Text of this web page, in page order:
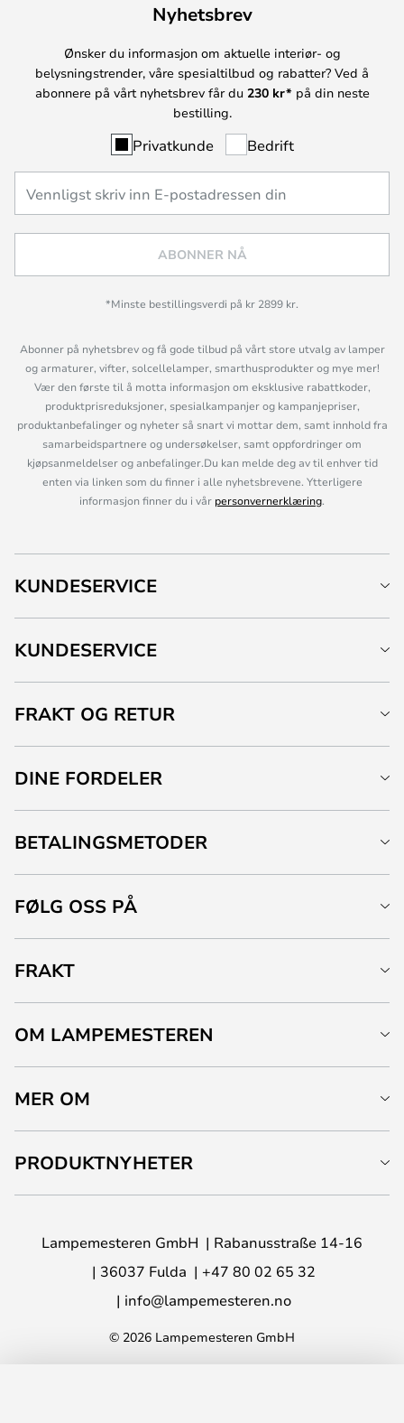
Nyhetsbrev
Ønsker du informasjon om aktuelle interiør- og
belysningstrender, våre spesialtilbud og rabatter? Ved å
abonnere på vårt nyhetsbrev får du 230 kr* på din neste
bestilling.
Privatkunde Bedrift
ABONNER NÅ
*Minste bestillingsverdi på kr 2899 kr.
Abonner på nyhetsbrev og få gode tilbud på vårt store utvalg av lamper
og armaturer, vifter, solcellelamper, smarthusprodukter og mye mer!
Vær den første til å motta informasjon om eksklusive rabattkoder,
produktprisreduksjoner, spesialkampanjer og kampanjepriser,
produktanbefalinger og nyheter så snart vi mottar dem, samt innhold fra
samarbeidspartnere og undersøkelser, samt oppfordringer om
kjøpsanmeldelser og anbefalinger.Du kan melde deg av til enhver tid
enten via linken som du finner i alle nyhetsbrevene. Ytterligere
informasjon finner du i vår personvernerklæring.
KUNDESERVICE
KUNDESERVICE
FRAKT OG RETUR
DINE FORDELER
BETALINGSMETODER
FØLG OSS PÅ
FRAKT
OM LAMPEMESTEREN
MER OM
PRODUKTNYHETER
Lampemesteren GmbH
Rabanusstraße 14-16
36037 Fulda
+47 80 02 65 32
info@lampemesteren.no
© 2026 Lampemesteren GmbH